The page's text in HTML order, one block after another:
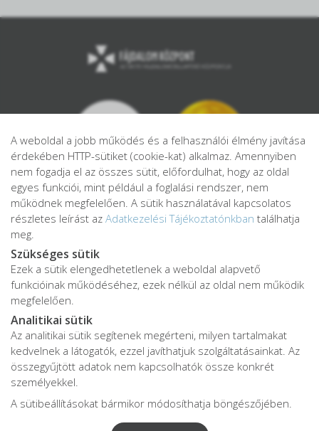
Adatkezelési tájékoztató
Adatvédelmi tájékoztató
Impresszum
Karrier
Az oldalon feltüntetett árak az ÁFÁ-t tartalmazzák!
A weboldal a jobb működés és a felhasználói élmény javítása
érdekében HTTP-sütiket (cookie-kat) alkalmaz. Amennyiben
nem fogadja el az összes sütit, előfordulhat, hogy az oldal
egyes funkciói, mint például a foglalási rendszer, nem
működnek megfelelően. A sütik használatával kapcsolatos
részletes leírást az Adatkezelési Tájékoztatónkban találhatja
meg.
Szükséges sütik
Ezek a sütik elengedhetetlenek a weboldal alapvető
funkcióinak működéséhez, ezek nélkül az oldal nem működik
megfelelően.
Analitikai sütik
Az analitikai sütik segítenek megérteni, milyen tartalmakat
kedvelnek a látogatók, ezzel javíthatjuk szolgáltatásainkat. Az
összegyűjtött adatok nem kapcsolhatók össze konkrét
személyekkel.
A sütibeállításokat bármikor módosíthatja böngészőjében.